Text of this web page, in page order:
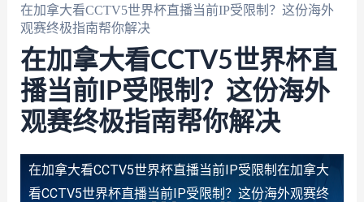
在加拿大看CCTV5世界杯直播当前IP受限制？这份海外
观赛终极指南帮你解决
在加拿大看CCTV5世界杯直
播当前IP受限制？这份海外
观赛终极指南帮你解决
在加拿大看CCTV5世界杯直播当前IP受限制 在加拿大
看CCTV5世界杯直播当前IP受限制？这份海外观赛终